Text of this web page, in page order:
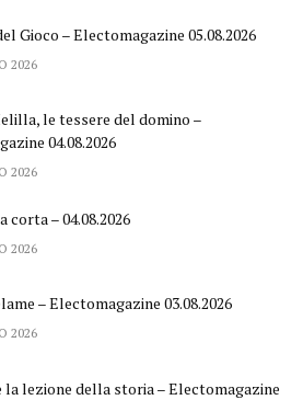
Gioco – Electomagazine 05.08.2026
2026
le tessere del domino –
04.08.2026
2026
corta – 04.08.2026
2026
– Electomagazine 03.08.2026
2026
la lezione della storia – Electomagazine